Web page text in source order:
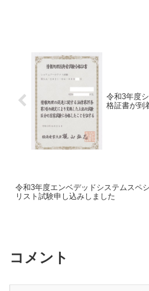
令和3年度
格証書が到
令和3年度エンベデッドシステムスペ
リスト試験申し込みしました
コメント